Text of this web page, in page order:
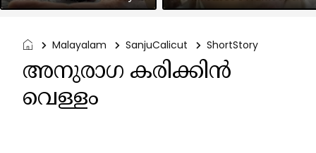
Rajeev Panicker
Hussain MK
Malayalam SanjuCalicut ShortStory
അനുരാഗ കരിക്കിൻ
വെള്ളം